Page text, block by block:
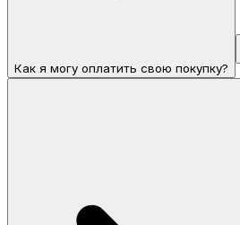
Как я могу оплатить свою покупку?